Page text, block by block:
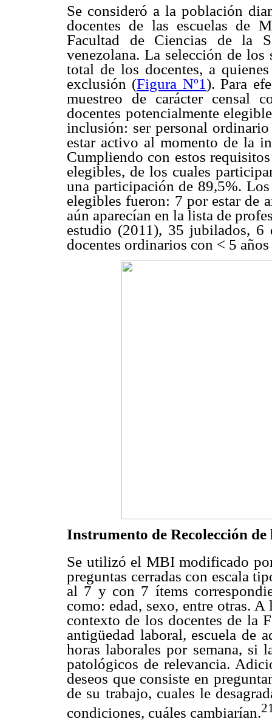
Se consideró a la población
docentes de las escuelas de
Facultad de Ciencias de la
venezolana. La selección de
total de los docentes, a
exclusión (Figura Nº1). Para
muestreo de carácter censal
docentes potencialmente
inclusión: ser personal
estar activo al momento de la
Cumpliendo con estos
elegibles, de los cuales
una participación de 89,5%.
elegibles fueron: 7 por estar de
aún aparecían en la lista de
estudio (2011), 35 jubilados, 6
docentes ordinarios con < 5
Instrumento de Recolección de
Se utilizó el MBI modificado
preguntas cerradas con escala
al 7 y con 7 ítems
como: edad, sexo, entre otras.
contexto de los docentes de la
antigüedad laboral, escuela de
horas laborales por semana, si
patológicos de relevancia.
deseos que consiste en
de su trabajo, cuales le
condiciones, cuáles cambiarían.